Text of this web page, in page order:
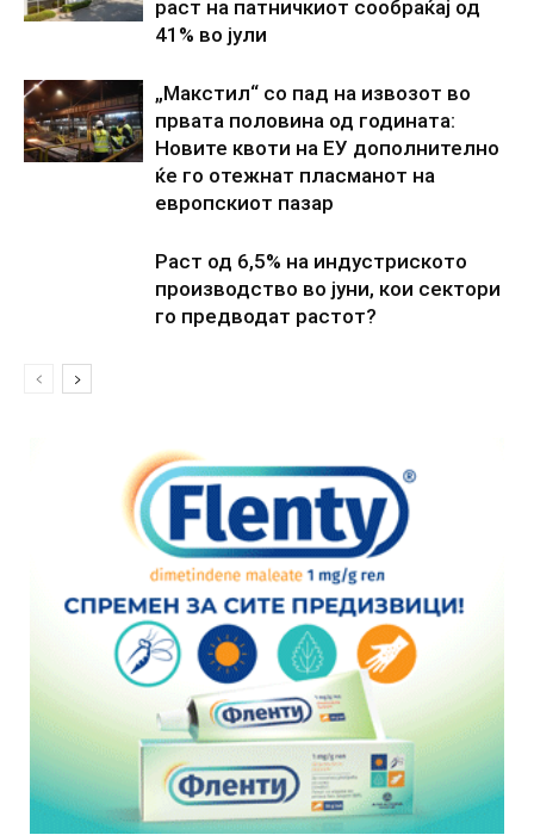
раст на патничкиот сообраќај од
41% во јули
„Макстил“ со пад на извозот во
првата половина од годината:
Новите квоти на ЕУ дополнително
ќе го отежнат пласманот на
европскиот пазар
Раст од 6,5% на индустриското
производство во јуни, кои сектори
го предводат растот?